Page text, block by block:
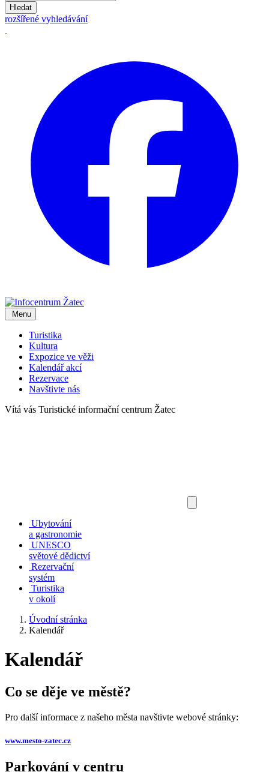
Hledat
rozšířené vyhledávání
Menu
Turistika
Kultura
Expozice ve věži
Kalendář akcí
Rezervace
Navštivte nás
Vítá vás Turistické informační centrum Žatec
Ubytování
a gastronomie
UNESCO
světové dědictví
Rezervační
systém
Turistika
v okolí
Úvodní stránka
Kalendář
Kalendář
Co se děje ve městě?
Pro další informace z našeho města navštivte webové stránky:
www.mesto-zatec.cz
Parkování v centru